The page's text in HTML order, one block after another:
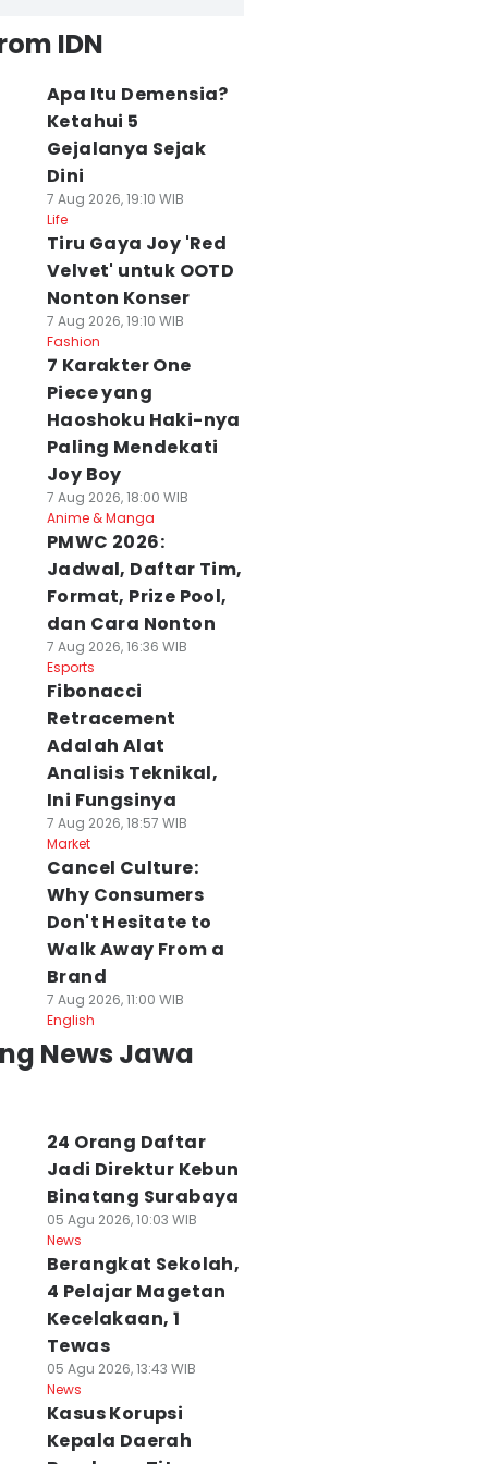
IDN
Apa Itu Demensia?
Ketahui 5
Gejalanya Sejak
Dini
7 Aug 2026, 19:10 WIB
Life
Tiru Gaya Joy 'Red
Velvet' untuk OOTD
Nonton Konser
7 Aug 2026, 19:10 WIB
Fashion
7 Karakter One
Piece yang
Haoshoku Haki-nya
Paling Mendekati
Joy Boy
7 Aug 2026, 18:00 WIB
Anime & Manga
PMWC 2026:
Jadwal, Daftar Tim,
Format, Prize Pool,
dan Cara Nonton
7 Aug 2026, 16:36 WIB
Esports
Fibonacci
Retracement
Adalah Alat
Analisis Teknikal,
Ini Fungsinya
7 Aug 2026, 18:57 WIB
Market
Cancel Culture:
Why Consumers
Don't Hesitate to
Walk Away From a
Brand
7 Aug 2026, 11:00 WIB
English
News Jawa
24 Orang Daftar
Jadi Direktur Kebun
Binatang Surabaya
05 Agu 2026, 10:03 WIB
News
Berangkat Sekolah,
4 Pelajar Magetan
Kecelakaan, 1
Tewas
05 Agu 2026, 13:43 WIB
News
Kasus Korupsi
Kepala Daerah